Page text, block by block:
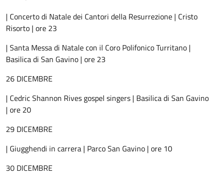
| Concerto di Natale dei Cantori della Resurrezione | Cristo
Risorto | ore 23
| Santa Messa di Natale con il Coro Polifonico Turritano |
Basilica di San Gavino | ore 23
26 DICEMBRE
| Cedric Shannon Rives gospel singers | Basilica di San Gavino
| ore 20
29 DICEMBRE
| Giugghendi in carrera | Parco San Gavino | ore 10
30 DICEMBRE